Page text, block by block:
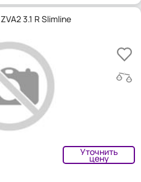
3.1 R Slimline
Уточнить
цену